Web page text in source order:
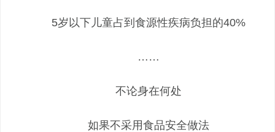
5岁以下儿童占到食源性疾病负担的40%
……
不论身在何处
如果不采用食品安全做法